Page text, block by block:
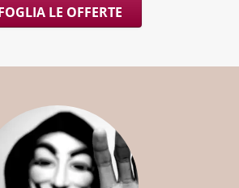
LE OFFERTE